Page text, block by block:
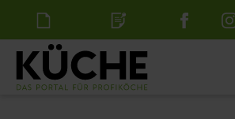
NewsletterStellenanzeige